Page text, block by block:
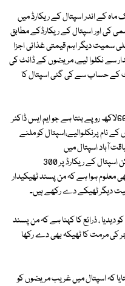
ماہ کے اندر اسپتال کے ریکارڈ میں
فراہمی کی اور اسپتال کے ریکارڈکے مطابق
سمیت دیگر اہم قیمتی غذائی اجزا
سے نکلوا لیے، مریضوں کے ڈائٹ کی
حساب سے کی گئی اسپتال کا
اس حساب سے خوراک کا بجٹ ماہانہ ایک کروڑ66لاکھ روپے بنتا ہے جو ایم ایس ڈاکٹر
نام پرنکلوالیے،اسپتال کو ملنے
آباد اسپتال میں
یومیہ30سے40مریض داخل کیے جاتے ہیں لیکن اسپتال کے ریکارڈ پر 300
معلوم ہوا ہے کہ من پسند ٹھیکیدار
دیگر ٹھیکے دے رکھے ہیں۔
دیدیا ، ذرائع کا کہنا ہے کہ من پسند
کی مرمت کا ٹھیکہ بھی دے رکھا
کہ اسپتال میں غریب مریضوں کو